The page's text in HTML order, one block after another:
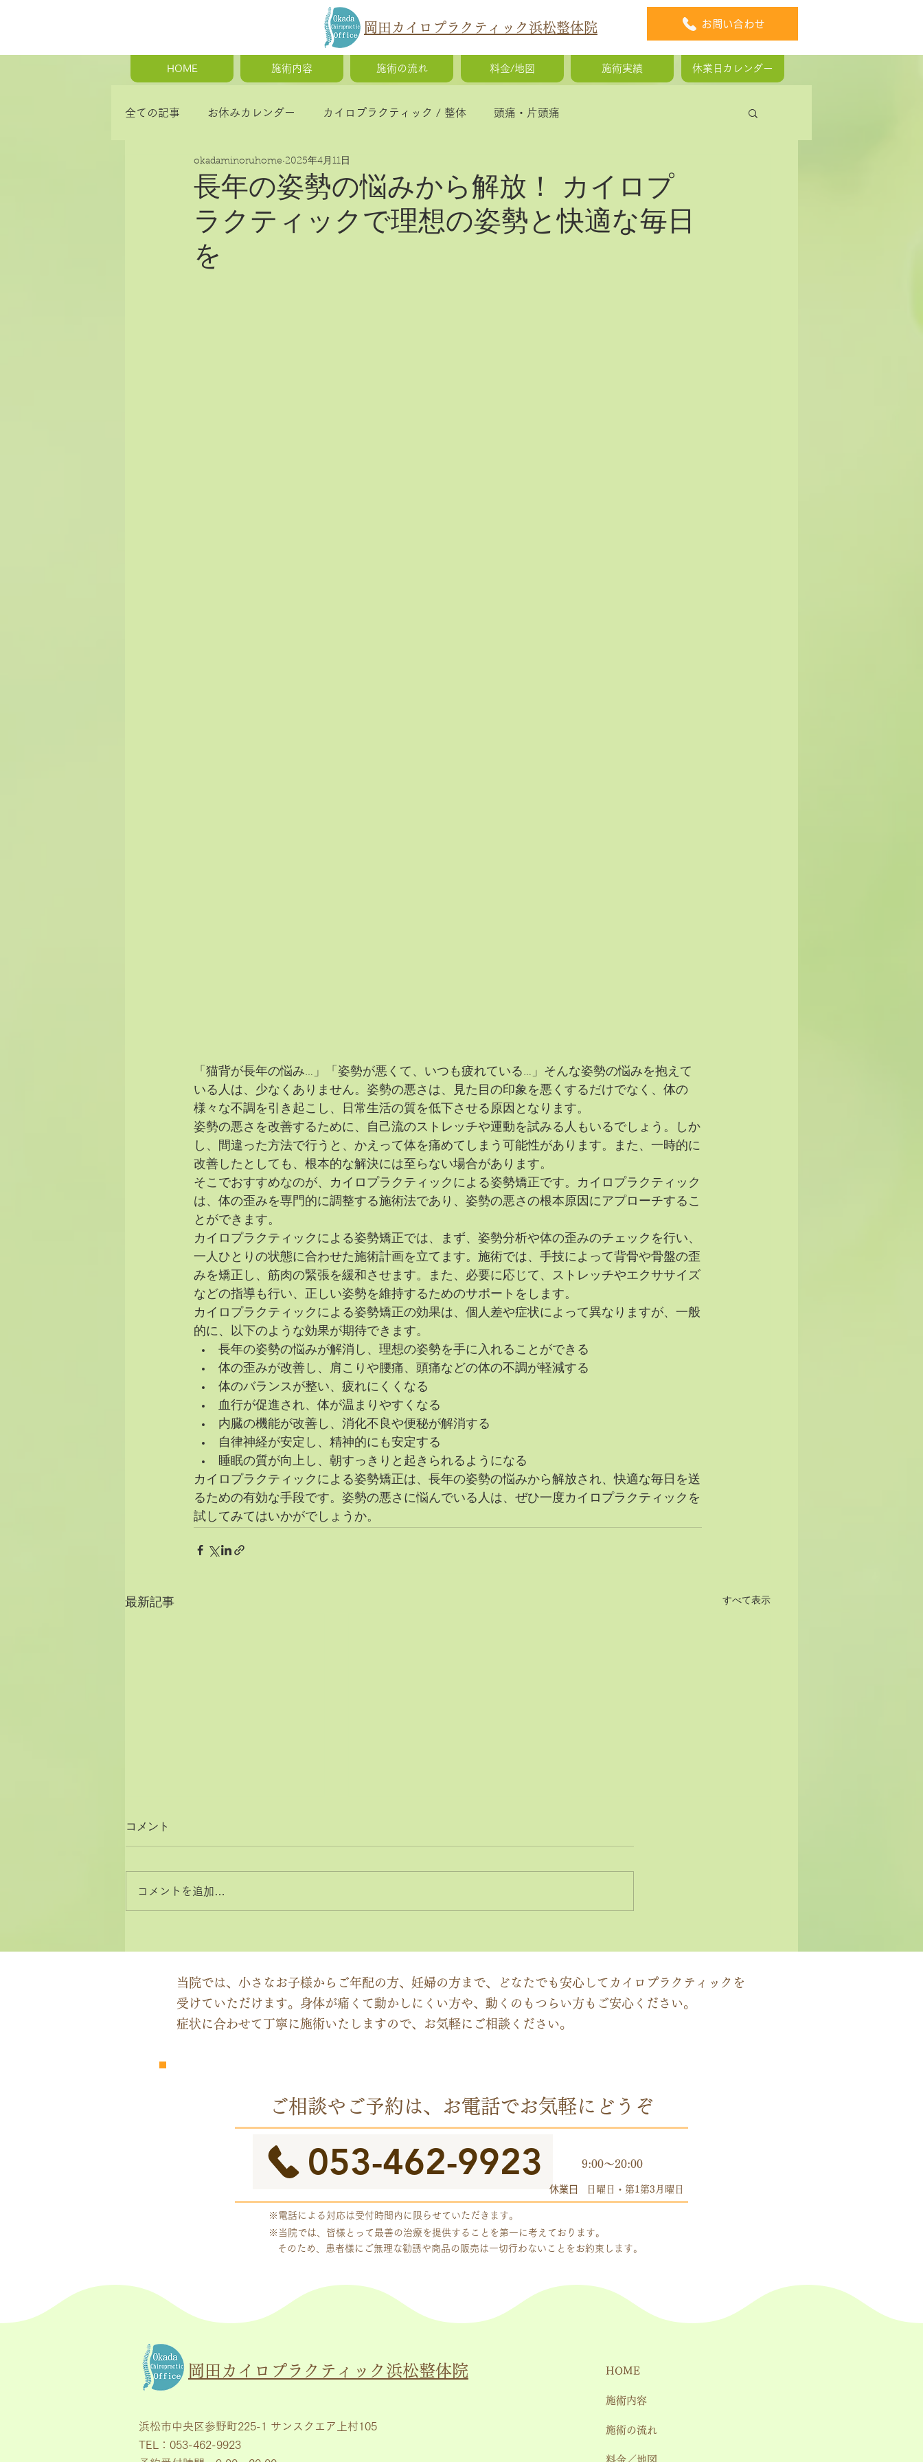
岡田カイロプラクティック浜松整体院 お問い合わせ
HOME 施術内容 施術の流れ 料金/地図 施術実績 休業日カレンダー
全ての記事 お休みカレンダー カイロプラクティック / 整体 頭痛・片頭痛
首の痛み・肩こり・背中の痛み 猫背・側弯症・姿勢の歪み
骨盤矯正・産後の骨盤矯正 慢性疲労・体調不良 O脚矯正・X脚矯正
長年の姿勢の悩みから解放！ カイロプ
ラクティックで理想の姿勢と快適な毎日
を
okadaminoruhome 2025年4月11日
「猫背が長年の悩み…」「姿勢が悪くて、いつも疲れている…」そんな姿勢の悩みを抱えて
いる人は、少なくありません。姿勢の悪さは、見た目の印象を悪くするだけでなく、体の
様々な不調を引き起こし、日常生活の質を低下させる原因となります。
姿勢の悪さを改善するために、自己流のストレッチや運動を試みる人もいるでしょう。しか
し、間違った方法で行うと、かえって体を痛めてしまう可能性があります。また、一時的に
改善したとしても、根本的な解決には至らない場合があります。
そこでおすすめなのが、カイロプラクティックによる姿勢矯正です。カイロプラクティック
は、体の歪みを専門的に調整する施術法であり、姿勢の悪さの根本原因にアプローチするこ
とができます。
カイロプラクティックによる姿勢矯正では、まず、姿勢分析や体の歪みのチェックを行い、
一人ひとりの状態に合わせた施術計画を立てます。施術では、手技によって背骨や骨盤の歪
みを矯正し、筋肉の緊張を緩和させます。また、必要に応じて、ストレッチやエクササイズ
などの指導も行い、正しい姿勢を維持するためのサポートをします。
カイロプラクティックによる姿勢矯正の効果は、個人差や症状によって異なりますが、一般
的に、以下のような効果が期待できます。
長年の姿勢の悩みが解消し、理想の姿勢を手に入れることができる
体の歪みが改善し、肩こりや腰痛、頭痛などの体の不調が軽減する
体のバランスが整い、疲れにくくなる
血行が促進され、体が温まりやすくなる
内臓の機能が改善し、消化不良や便秘が解消する
自律神経が安定し、精神的にも安定する
睡眠の質が向上し、朝すっきりと起きられるようになる
カイロプラクティックによる姿勢矯正は、長年の姿勢の悩みから解放され、快適な毎日を送
るための有効な手段です。姿勢の悪さに悩んでいる人は、ぜひ一度カイロプラクティックを
試してみてはいかがでしょうか。
最新記事 すべて表示
レンダー
脳のコミュニケーションを円
ーチする」カイロプラクティ
コメント
コメントを追加…
当院では、小さなお子様からご年配の方、妊婦の方まで、どなたでも安心してカイロプラクティックを
受けていただけます。身体が痛くて動かしにくい方や、動くのもつらい方もご安心ください。
症状に合わせて丁寧に施術いたしますので、お気軽にご相談ください。
ご相談やご予約は、お電話でお気軽にどうぞ
053-462-9923 9:00～20:00
休業日 日曜日・第1第3月曜日
※電話による対応は受付時間内に限らせていただきます。
※当院では、皆様とって最善の治療を提供することを第一に考えております。
そのため、患者様にご無理な勧誘や商品の販売は一切行わないことをお約束します。
岡田カイロプラクティック浜松整体院
浜松市中央区参野町225-1 サンスクエア上村105
TEL：053-462-9923
HOME
施術内容
施術の流れ
料金／地図